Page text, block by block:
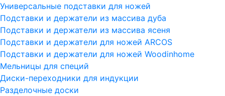
Универсальные подставки для ножей
Подставки и держатели из массива дуба
Подставки и держатели из массива ясеня
Подставки и держатели для ножей ARCOS
Подставки и держатели для ножей Woodinhome
Мельницы для специй
Диски-переходники для индукции
Разделочные доски